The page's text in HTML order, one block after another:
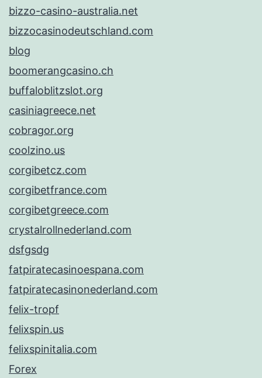
bizzo-casino-australia.net
bizzocasinodeutschland.com
blog
boomerangcasino.ch
buffaloblitzslot.org
casiniagreece.net
cobragor.org
coolzino.us
corgibetcz.com
corgibetfrance.com
corgibetgreece.com
crystalrollnederland.com
dsfgsdg
fatpiratecasinoespana.com
fatpiratecasinonederland.com
felix-tropf
felixspin.us
felixspinitalia.com
Forex